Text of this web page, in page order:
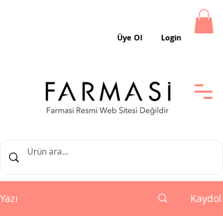
Login
Üye Ol
Yazı Kaydol